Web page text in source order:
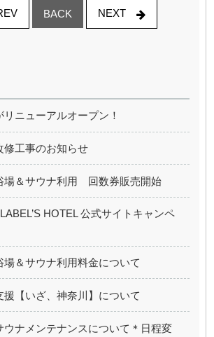
BACK NEXT
リニューアルオープン！
修工事のお知らせ
場＆サウナ利用 回数券販売開始
HOTEL 公式サイトキャンペ
場＆サウナ利用料金について
援【いざ、神奈川】について
ウナメンテナンスについて＊日程変